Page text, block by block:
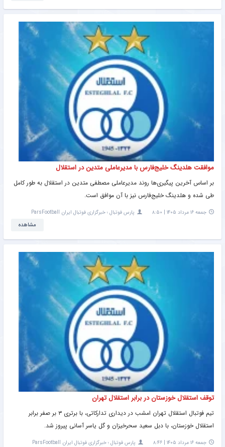
موافقت هلدینگ خلیج‌فارس با مدیرعاملی متدین در استقلال
بر اساس آخرین پیگیری‌ها روند مدیرعاملی مصطفی متدین در استقلال به طور کامل
طی شده و هلدینگ خلیج‌فارس نیز با آن موافق است.
جمعه ۱۶ مرداد ۱۴۰۵ | ۸:۵۰ پارس فوتبال ؛ خبرگزاری فوتبال ایران ParsFootball
مشاهده
توقف استقلال خوزستان در برابر استقلال تهران
تیم فوتبال استقلال تهران امشب در دیداری تدارکاتی، با برتری ۳ بر صفر برابر
استقلال خوزستان، با دبل سعید سحرخیزان و گل یاسر آسانی پیروز شد.
جمعه ۱۶ مرداد ۱۴۰۵ | ۸:۴۶ پارس فوتبال ؛ خبرگزاری فوتبال ایران ParsFootball